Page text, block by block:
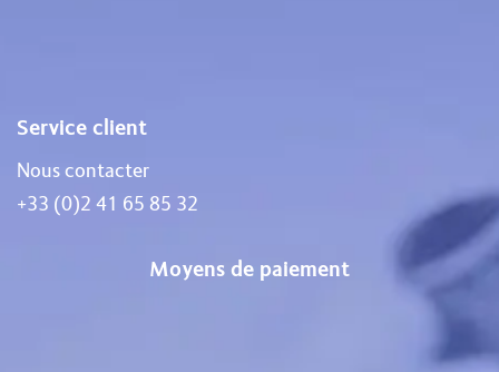
Service client
Nous contacter
+33 (0)2 41 65 85 32
Moyens de paiement